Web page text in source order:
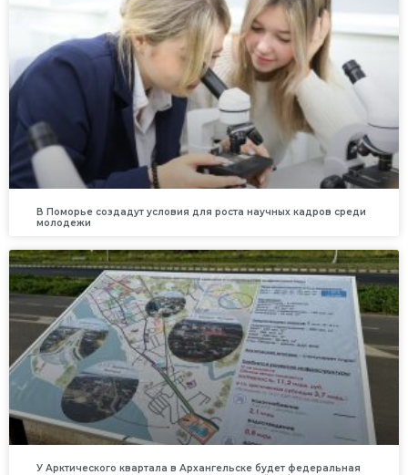
В Поморье создадут условия для роста научных кадров среди
молодежи
У Арктического квартала в Архангельске будет федеральная